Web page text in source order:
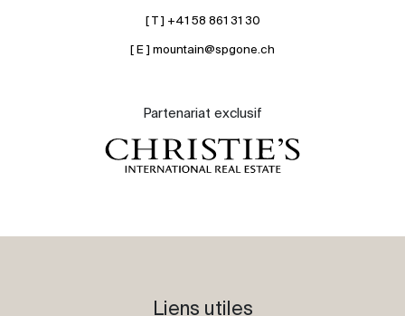
[ T ] +41 58 861 31 30
[ E ] mountain@spgone.ch
Partenariat exclusif
Liens utiles